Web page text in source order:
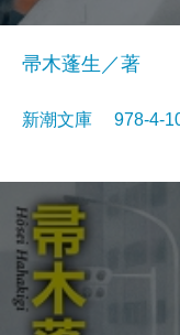
帚木蓬生／著
新潮文庫 978-4-